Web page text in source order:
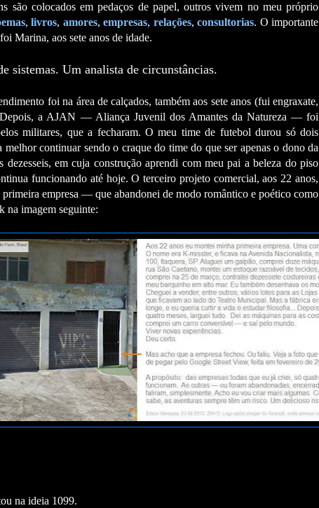
são colocados em pedaços de papel, outros vivem no meu próprio
, livros, amores, empresas, relações, consultorias. O importante
Marina, aos sete anos de idade.
sistemas. Um analista de circunstâncias.
foi na área de calçados, também aos sete anos (fui engraxate,
a AJAN — Aliança Juvenil dos Amantes da Natureza — foi
militares, que a fecharam. O meu time de futebol durou só dois
melhor continuar sendo o craque do time do que ser apenas o dono da
dezesseis, em cuja construção aprendi com meu pai a beleza do piso
funcionando até hoje. O terceiro projeto comercial, aos 22 anos,
empresa — que abandonei de modo romântico e poético como
na imagem seguinte:
na ideia 1099.